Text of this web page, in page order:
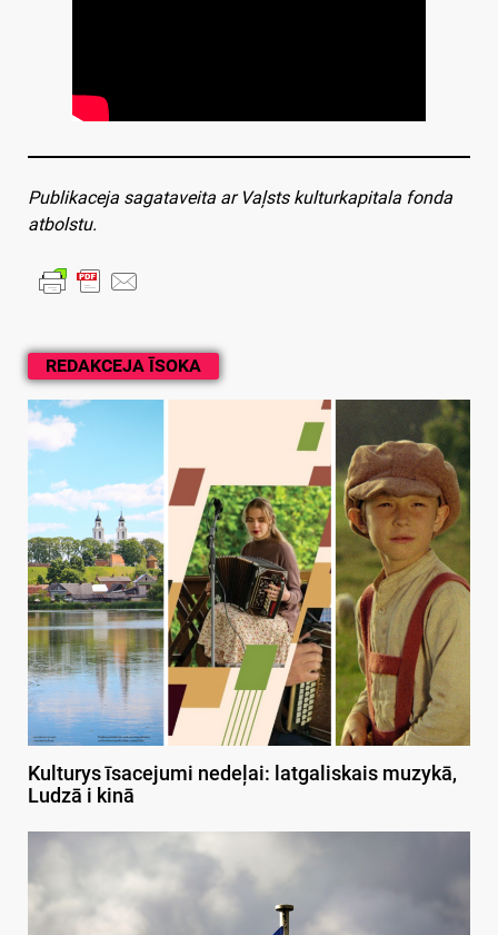
REDAKCEJA ĪSOKA
Kulturys īsacejumi nedeļai: latgaliskais muzykā,
Ludzā i kinā
Publikaceja sagataveita ar Vaļsts kulturkapitala fonda
atbolstu.